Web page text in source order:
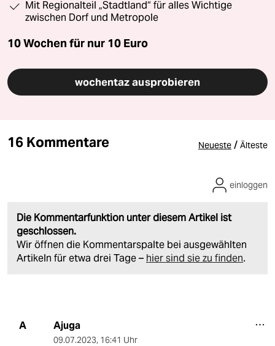
Mit Regionalteil „Stadtland“ für alles Wichtige
zwischen Dorf und Metropole
10 Wochen für nur 10 Euro
wochentaz ausprobieren
16 Kommentare Neueste / Älteste
Die Kommentarfunktion unter diesem Artikel ist
geschlossen.
Wir öffnen die Kommentarspalte bei ausgewählten
Artikeln für etwa drei Tage – hier sind sie zu finden.
einloggen
A Ajuga
09.07.2023, 16:41 Uhr